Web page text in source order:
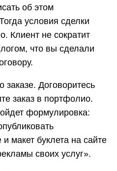
об этом
условия сделки
Клиент не сократит
что вы сделали
заказе. Договоритесь
заказ в портфолио.
формулировка:
макет буклета на сайте
своих услуг».